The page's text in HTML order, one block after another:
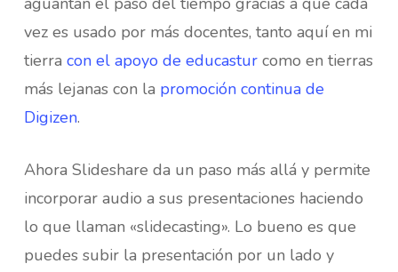
vez es usado por más docentes, tanto aquí en mi
tierra con el apoyo de educasturcomo en tierras
más lejanas con la promoción continua de
Digizen.
Ahora Slideshare da un paso más allá y permite
incorporar audio a sus presentaciones haciendo
lo que llaman «slidecasting». Lo bueno es que
puedes subir la presentación por un lado y